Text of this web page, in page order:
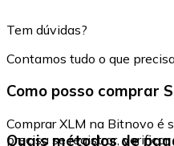
Tem dúvidas?
Contamos tudo o que
Como posso comprar
Comprar XLM na Bitnovo é
precisa se registrar,
Quais métodos de